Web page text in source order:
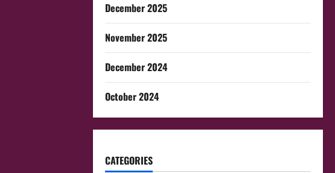
December 2025
November 2025
December 2024
October 2024
CATEGORIES